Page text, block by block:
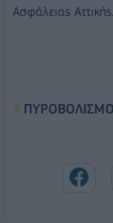
Ασφάλειας Αττικής.